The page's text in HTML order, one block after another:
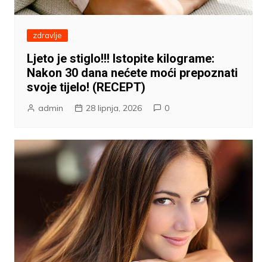
zdravlje
Ljeto je stiglo!!! Istopite kilograme:
Nakon 30 dana nećete moći prepoznati
svoje tijelo! (RECEPT)
admin 28 lipnja, 2026 0